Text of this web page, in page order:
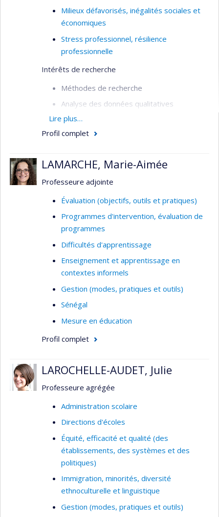
Milieux défavorisés, inégalités sociales et
économiques
Stress professionnel, résilience
professionnelle
Intérêts de recherche
Méthodes de recherche
Analyse des données qualitatives
Directions d'école en milieu défavorisé
Résilience des directions d’établissements
Lire plus…
Profil complet
LAMARCHE, Marie-Aimée
Professeure adjointe
Évaluation (objectifs, outils et pratiques)
Programmes d'intervention, évaluation de
programmes
Difficultés d'apprentissage
Enseignement et apprentissage en
contextes informels
Gestion (modes, pratiques et outils)
Sénégal
Mesure en éducation
Profil complet
LAROCHELLE-AUDET, Julie
Professeure agrégée
Administration scolaire
Directions d'écoles
Équité, efficacité et qualité (des
établissements, des systèmes et des
politiques)
Immigration, minorités, diversité
ethnoculturelle et linguistique
Gestion (modes, pratiques et outils)